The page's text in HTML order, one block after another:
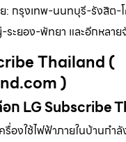
กรุงเทพ-นนทบุรี-รังสิต-โ
ะยอง-พัทยา และอีกหลาย
Thailand (
)
อก LG Subscribe
องใช้ไฟฟ้าภายในบ้านกำลั